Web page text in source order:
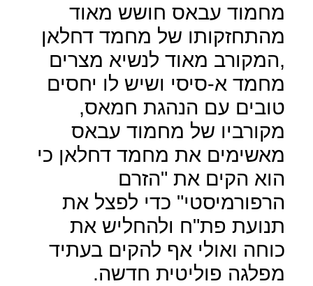
מחמוד עבאס חושש מאוד
מהתחזקותו של מחמד דחלאן
,המקורב מאוד לנשיא מצרים
מחמד א-סיסי ושיש לו יחסים
טובים עם הנהגת חמאס,
מקורביו של מחמוד עבאס
מאשימים את מחמד דחלאן כי
הוא הקים את "הזרם
הרפורמיסטי" כדי לפצל את
תנועת פת"ח ולהחליש את
כוחה ואולי אף להקים בעתיד
מפלגה פוליטית חדשה.